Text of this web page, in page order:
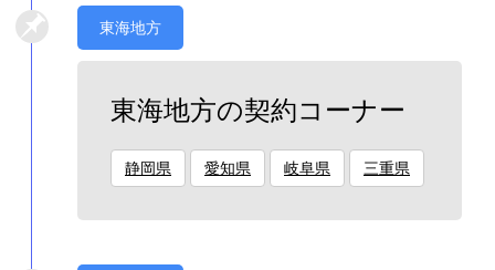
東海地方
東海地方の契約コーナー
静岡県 愛知県 岐阜県 三重県